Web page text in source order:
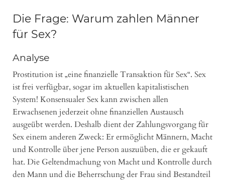
Die Frage: Warum zahlen Männer
für Sex?
Analyse
Prostitution ist „eine finanzielle Transaktion für Sex“. Sex
ist frei verfügbar, sogar im aktuellen kapitalistischen
System! Konsensualer Sex kann zwischen allen
Erwachsenen jederzeit ohne finanziellen Austausch
ausgeübt werden. Deshalb dient der Zahlungsvorgang für
Sex einem anderen Zweck: Er ermöglicht Männern, Macht
und Kontrolle über jene Person auszuüben, die er gekauft
hat. Die Geltendmachung von Macht und Kontrolle durch
den Mann und die Beherrschung der Frau sind Bestandteil